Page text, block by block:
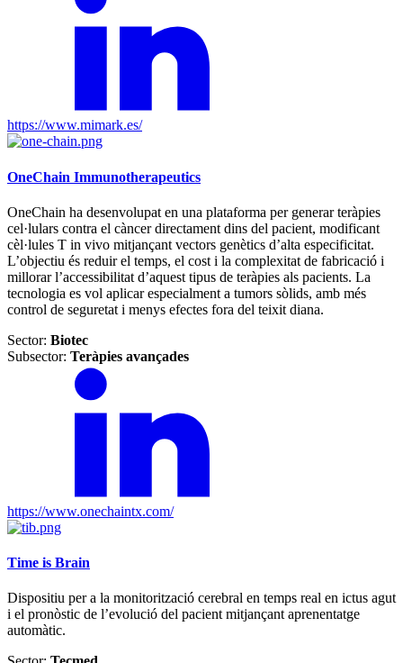
https://www.mimark.es/
OneChain Immunotherapeutics
OneChain ha desenvolupat en una plataforma per generar teràpies
cel·lulars contra el càncer directament dins del pacient, modificant
cèl·lules T in vivo mitjançant vectors genètics d’alta especificitat.
L’objectiu és reduir el temps, el cost i la complexitat de fabricació i
millorar l’accessibilitat d’aquest tipus de teràpies als pacients. La
tecnologia es vol aplicar especialment a tumors sòlids, amb més
control de seguretat i menys efectes fora del teixit diana.
Sector: Biotec
Subsector: Teràpies avançades
https://www.onechaintx.com/
Time is Brain
Dispositiu per a la monitorització cerebral en temps real en ictus agut
i el pronòstic de l’evolució del pacient mitjançant aprenentatge
automàtic.